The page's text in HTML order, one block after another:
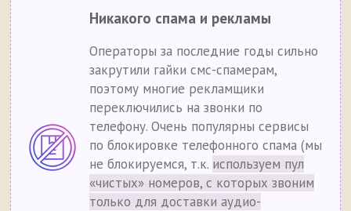
Никакого спама и рекламы
Операторы за последние годы сильно
закрутили гайки смс-спамерам,
поэтому многие рекламщики
переключились на звонки по
телефону. Очень популярны сервисы
по блокировке телефонного спама (мы
не блокируемся, т.к. используем пул
«чистых» номеров, с которых звоним
только для доставки аудио-